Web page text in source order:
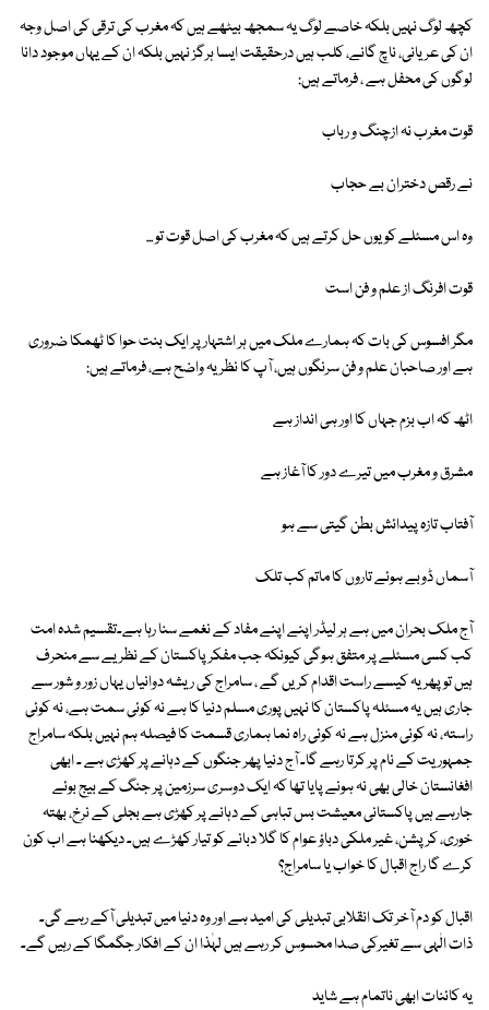
کچھ لوگ نہیں بلکہ خاصے لوگ یہ سمجھ بیٹھے ہیں کہ مغرب کی ترقی کی اصل وجہ
ان کی عریانی، ناچ گانے، کلب ہیں درحقیقت ایسا ہرگز نہیں بلکہ ان کے یہاں موجود دانا
لوگوں کی محفل ہے ، فرماتے ہیں:
قوت مغرب نہ ازچنگ و رباب
نے رقص دختران بے حجاب
وہ اس مسئلے کو یوں حل کرتے ہیں کہ مغرب کی اصل قوت تو ...
قوت افرنگ از علم و فن است
مگر افسوس کی بات کہ ہمارے ملک میں ہر اشتہار پر ایک بنت حوا کا ٹھمکا ضروری
ہے اور صاحبان علم و فن سرنگوں ہیں، آپ کا نظریہ واضح ہے، فرماتے ہیں:
اٹھ کہ اب بزم جہاں کا اور ہی انداز ہے
مشرق و مغرب میں تیرے دور کا آغاز ہے
آفتاب تازہ پیدائش بطن گیتی سے ہو
آسماں ڈوبے ہوئے تاروں کا ماتم کب تلک
آج ملک بحران میں ہے ہر لیڈر اپنے اپنے مفاد کے نغمے سنا رہا ہے۔تقسیم شدہ امت
کب کسی مسئلے پر متفق ہوگی کیونکہ جب مفکر پاکستان کے نظریے سے منحرف
ہیں تو پھر یہ کیسے راست اقدام کریں گے ، سامراج کی ریشہ دوانیاں یہاں زور و شور سے
جاری ہیں یہ مسئلہ پاکستان کا نہیں پوری مسلم دنیا کا ہے نہ کوئی سمت ہے، نہ کوئی
راستہ، نہ کوئی منزل ہے نہ کوئی راہ نما ہماری قسمت کا فیصلہ ہم نہیں بلکہ سامراج
جمہوریت کے نام پر کرتا رہے گا۔ آج دنیا پھر جنگوں کے دہانے پر کھڑی ہے ۔ ابھی
افغانستان خالی بھی نہ ہونے پایا تھا کہ ایک دوسری سرزمین پر جنگ کے بیج بوئے
جارہے ہیں پاکستانی معیشت بس تباہی کے دہانے پر کھڑی ہے بجلی کے نرخ، بھتہ
خوری، کرپشن، غیر ملکی دباؤ عوام کا گلا دبانے کو تیار کھڑے ہیں۔ دیکھنا ہے اب کون
کرے گا راج اقبال کا خواب یا سامراج؟
اقبال کو دم آخر تک انقلابی تبدیلی کی امید ہے اور وہ دنیا میں تبدیلی آکے رہے گی۔
ذات الٰہی سے تغیرکی صدا محسوس کر رہے ہیں لہٰذا ان کے افکار جگمگا کے رہیں گے۔
یہ کائنات ابھی ناتمام ہے شاید